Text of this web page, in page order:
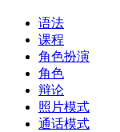
语法
课程
角色扮演
角色
辩论
照片模式
通话模式